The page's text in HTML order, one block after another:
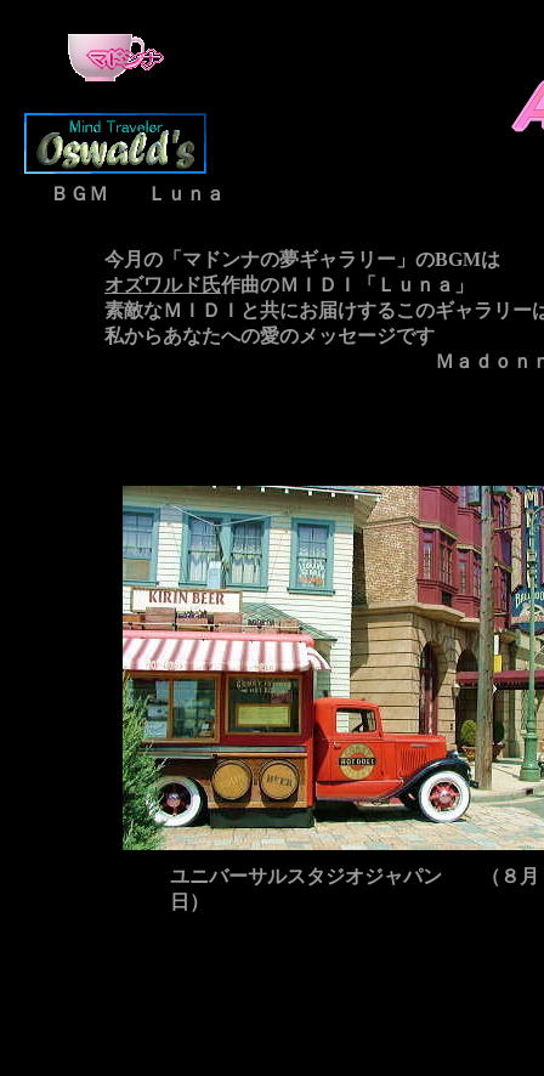
今月の「マドンナの夢ギャラリー」のBGMは
オズワルド氏作曲のＭＩＤＩ「Ｌｕｎａ」
素敵なＭＩＤＩと共にお届けするこのギャラリー
私からあなたへの愛のメッセージです
Ｍａｄｏｎｎ
ＢＧＭ Ｌｕｎａ
ユニバーサルスタジオジャパン （８月
日）